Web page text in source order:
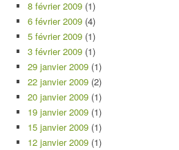
8 février 2009 (1)
6 février 2009 (4)
5 février 2009 (1)
3 février 2009 (1)
29 janvier 2009 (1)
22 janvier 2009 (2)
20 janvier 2009 (1)
19 janvier 2009 (1)
15 janvier 2009 (1)
12 janvier 2009 (1)